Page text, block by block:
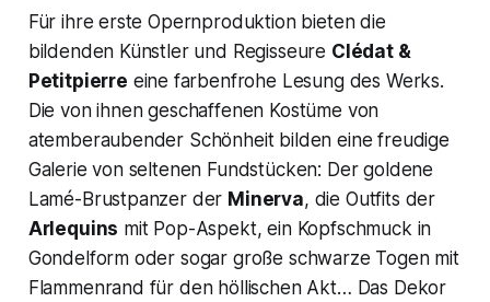
Für ihre erste Opernproduktion bieten die
bildenden Künstler und Regisseure Clédat &
Petitpierre eine farbenfrohe Lesung des Werks.
Die von ihnen geschaffenen Kostüme von
atemberaubender Schönheit bilden eine freudige
Galerie von seltenen Fundstücken: Der goldene
Lamé-Brustpanzer der Minerva, die Outfits der
Arlequins mit Pop-Aspekt, ein Kopfschmuck in
Gondelform oder sogar große schwarze Togen mit
Flammenrand für den höllischen Akt… Das Dekor